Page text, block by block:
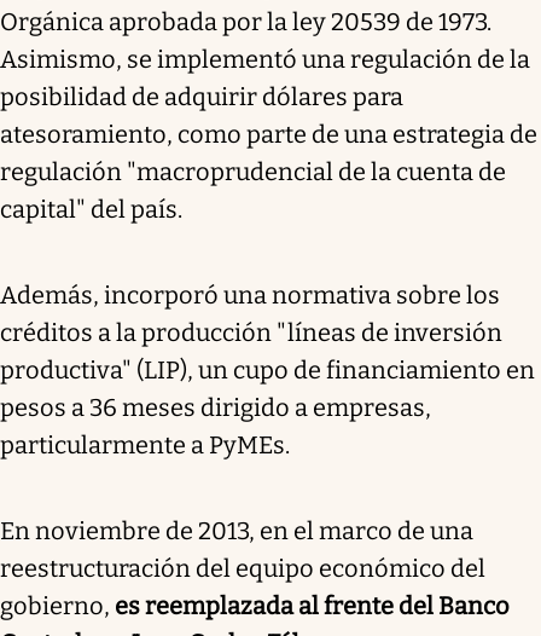
Orgánica aprobada por la ley 20539 de 1973.
Asimismo, se implementó una regulación de la
posibilidad de adquirir dólares para
atesoramiento, como parte de una estrategia de
regulación "macroprudencial de la cuenta de
capital" del país.
Además, incorporó una normativa sobre los
créditos a la producción "líneas de inversión
productiva" (LIP), un cupo de financiamiento en
pesos a 36 meses dirigido a empresas,
particularmente a PyMEs.
En noviembre de 2013, en el marco de una
reestructuración del equipo económico del
gobierno, es reemplazada al frente del Banco